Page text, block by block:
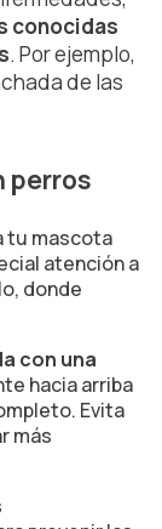
conocidas
. Por ejemplo,
de las
perros
tu mascota
atención a
donde
con una
hacia arriba
Evita
más